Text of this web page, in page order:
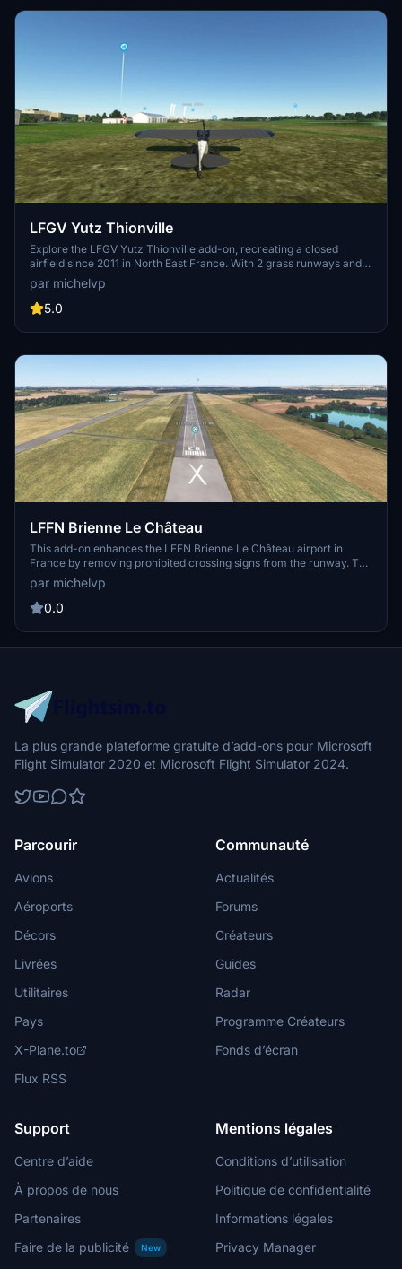
LFGV Yutz Thionville
Explore the LFGV Yutz Thionville add-on, recreating a closed
airfield since 2011 in North East France. With 2 grass runways and
an altitude of 517 feet, immerse yourself in this detailed scenery
near the Cattenom power plant. Simply drop the files in your
community folder and take to the skies.
par michelvp
5.0
LFFN Brienne Le Château
This add-on enhances the LFFN Brienne Le Château airport in
France by removing prohibited crossing signs from the runway. The
modification aims to improve the realism and usability of the airport
environment for flights. It includes installation instructions for
seamless integration into the Microsoft Flight Simulator community
airport.
par michelvp
0.0
La plus grande plateforme gratuite d’add-ons pour Microsoft
Flight Simulator 2020 et Microsoft Flight Simulator 2024.
Parcourir
Avions
Aéroports
Décors
Livrées
Utilitaires
Pays
X-Plane.to
Flux RSS
Communauté
Actualités
Forums
Créateurs
Guides
Radar
Programme Créateurs
Fonds d’écran
Support
Centre d’aide
À propos de nous
Partenaires
Faire de la publicité
New
Mentions légales
Conditions d’utilisation
Politique de confidentialité
Informations légales
Privacy Manager